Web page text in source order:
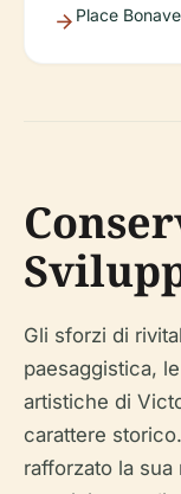
Place
Gli sforzi di
paesaggistica,
artistiche di
carattere
rafforzato la